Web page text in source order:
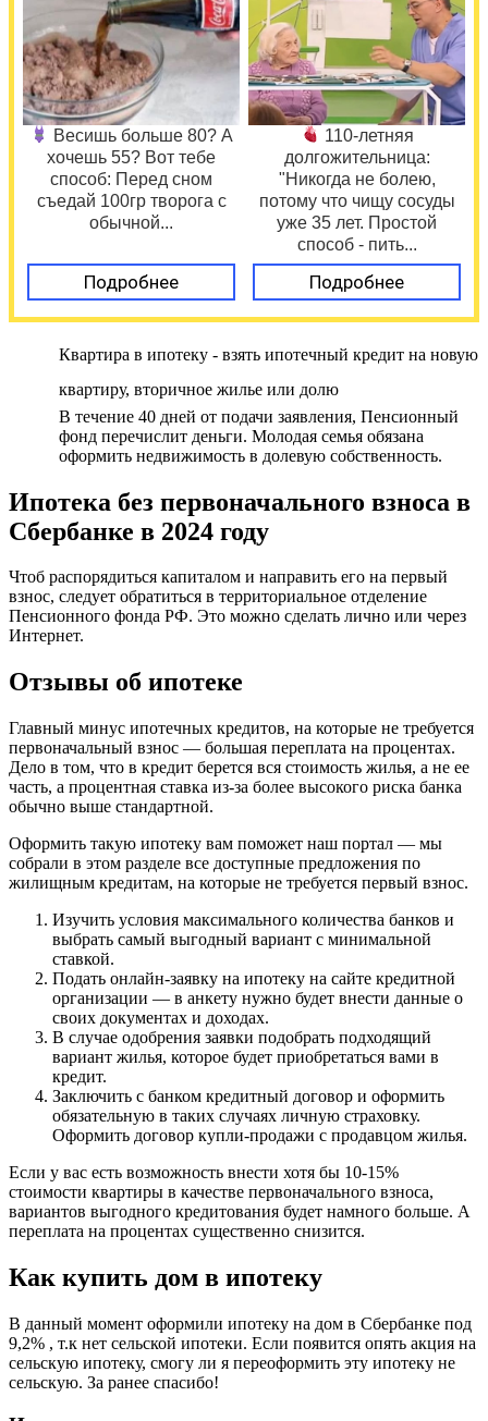
Весишь больше 80? А
хочешь 55? Вот тебе
способ: Перед сном
съедай 100гр творога с
обычной...
Подробнее
110-летняя
долгожительница:
"Никогда не болею,
потому что чищу сосуды
уже 35 лет. Простой
способ - пить...
Подробнее
Квартира в ипотеку - взять ипотечный кредит на новую
квартиру, вторичное жилье или долю
В течение 40 дней от подачи заявления, Пенсионный
фонд перечислит деньги. Молодая семья обязана
оформить недвижимость в долевую собственность.
Ипотека без первоначального взноса в
Сбербанке в 2024 году
Чтоб распорядиться капиталом и направить его на первый
взнос, следует обратиться в территориальное отделение
Пенсионного фонда РФ. Это можно сделать лично или через
Интернет.
Отзывы об ипотеке
Главный минус ипотечных кредитов, на которые не требуется
первоначальный взнос — большая переплата на процентах.
Дело в том, что в кредит берется вся стоимость жилья, а не ее
часть, а процентная ставка из-за более высокого риска банка
обычно выше стандартной.
Оформить такую ипотеку вам поможет наш портал — мы
собрали в этом разделе все доступные предложения по
жилищным кредитам, на которые не требуется первый взнос.
Изучить условия максимального количества банков и
выбрать самый выгодный вариант с минимальной
ставкой.
Подать онлайн-заявку на ипотеку на сайте кредитной
организации — в анкету нужно будет внести данные о
своих документах и доходах.
В случае одобрения заявки подобрать подходящий
вариант жилья, которое будет приобретаться вами в
кредит.
Заключить с банком кредитный договор и оформить
обязательную в таких случаях личную страховку.
Оформить договор купли-продажи с продавцом жилья.
Если у вас есть возможность внести хотя бы 10-15%
стоимости квартиры в качестве первоначального взноса,
вариантов выгодного кредитования будет намного больше. А
переплата на процентах существенно снизится.
Как купить дом в ипотеку
В данный момент оформили ипотеку на дом в Сбербанке под
9,2% , т.к нет сельской ипотеки. Если появится опять акция на
сельскую ипотеку, смогу ли я переоформить эту ипотеку не
сельскую. За ранее спасибо!